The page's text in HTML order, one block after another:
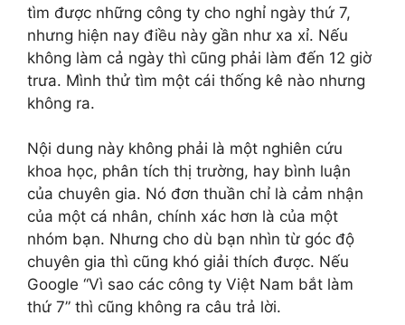
tìm được những công ty cho nghỉ ngày thứ 7,
nhưng hiện nay điều này gần như xa xỉ. Nếu
không làm cả ngày thì cũng phải làm đến 12 giờ
trưa. Mình thử tìm một cái thống kê nào nhưng
không ra.
Nội dung này không phải là một nghiên cứu
khoa học, phân tích thị trường, hay bình luận
của chuyên gia. Nó đơn thuần chỉ là cảm nhận
của một cá nhân, chính xác hơn là của một
nhóm bạn. Nhưng cho dù bạn nhìn từ góc độ
chuyên gia thì cũng khó giải thích được. Nếu
Google “Vì sao các công ty Việt Nam bắt làm
thứ 7” thì cũng không ra câu trả lời.